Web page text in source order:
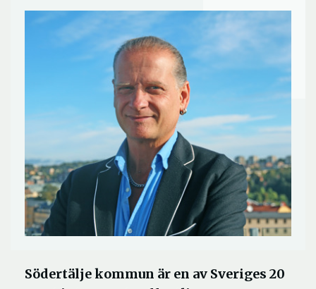
Södertälje kommun är en av Sveriges 20